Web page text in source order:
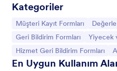
Kategoriler
Kategoriye git:
Müşteri Kayıt Formları
Kategoriye git:
Geri Bildirim Formları
Yiyecek
Kategoriye git:
Hizmet Geri Bildirim Formları
En Uygun Kullanım